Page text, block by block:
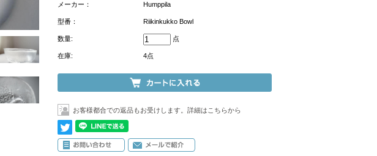
メーカー： Humppila
型番： Riikinkukko Bowl
数量: 点
在庫: 4点
お客様都合での返品もお受けします。詳細はこちらから